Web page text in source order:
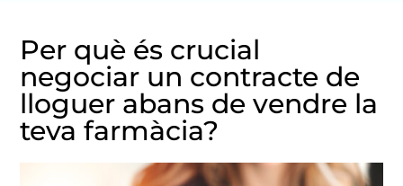
Per què és crucial
negociar un contracte de
lloguer abans de vendre la
teva farmàcia?